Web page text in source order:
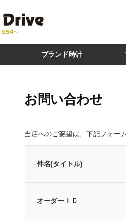
ブランド時計
お問い合わせ
当店へのご要望は、下記フォー
件名(タイトル)
オーダーＩＤ